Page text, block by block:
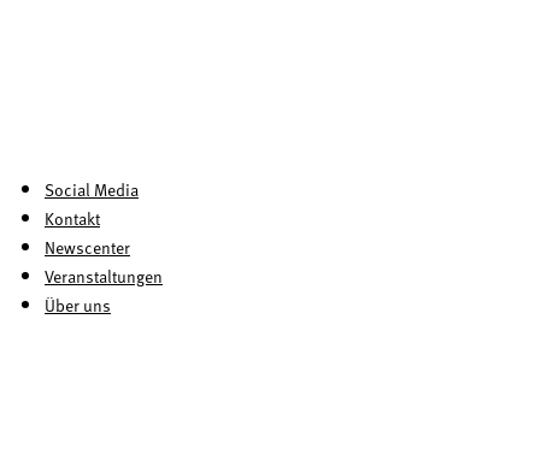
Social Media
Kontakt
Newscenter
Veranstaltungen
Über uns